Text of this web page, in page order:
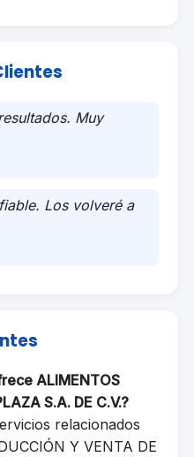
Muy
Los volveré a
ALIMENTOS
S.A. DE C.V.?
relacionados
Y VENTA DE